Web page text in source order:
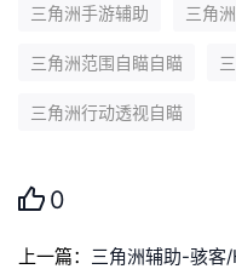
三角洲手游辅助 三角
三角洲范围自瞄自瞄
三角洲行动透视自瞄
0
上一篇： 三角洲辅助-骇客